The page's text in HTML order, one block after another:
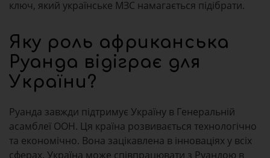
ключ, який українське МЗС намагається підібрати.
Яку роль африканська
Руанда відіграє для
України?
Руанда завжди підтримує Україну в Генеральній
асамблеї ООН. Ця країна розвивається технологічно
та економічно. Вона зацікавлена в інноваціях у всіх
сферах. Україна може співпрацювати з Руандою в